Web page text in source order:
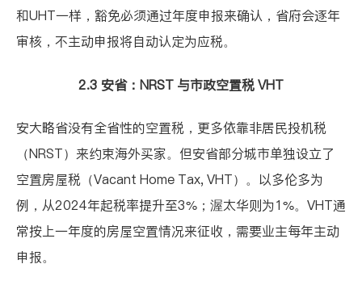
和UHT一样，豁免必须通过年度申报来确认，省府会逐年
审核，不主动申报将自动认定为应税。
2.3 安省：NRST 与市政空置税 VHT
安大略省没有全省性的空置税，更多依靠非居民投机税
（NRST）来约束海外买家。但安省部分城市单独设立了
空置房屋税（Vacant Home Tax, VHT） 。以多伦多为
例，从2024年起税率提升至3%；渥太华则为1%。VHT通
常按上一年度的房屋空置情况来征收，需要业主每年主动
申报。